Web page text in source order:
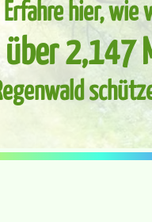
Erfahre hier, wie
über 2,147